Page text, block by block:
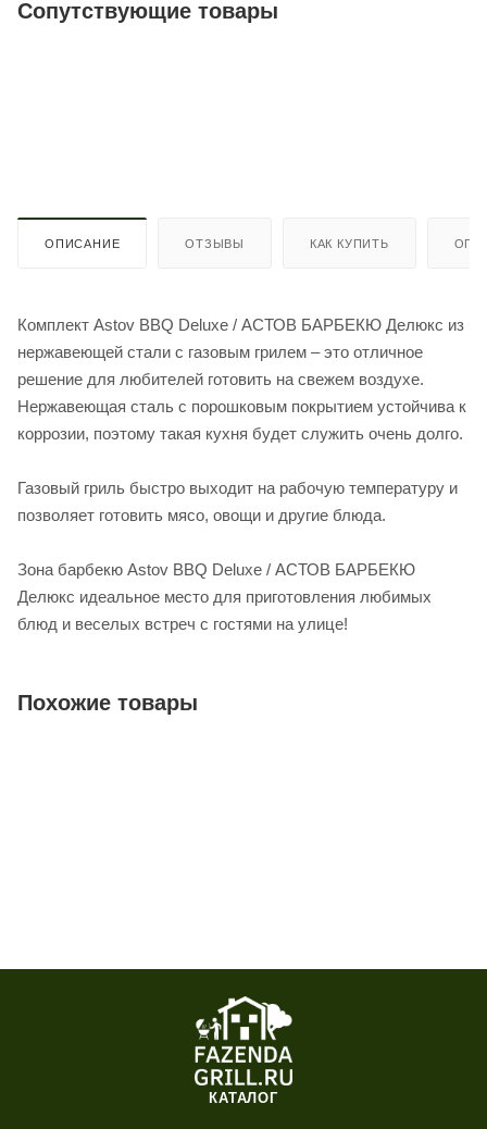
Сопутствующие товары
ОПИСАНИЕ ОТЗЫВЫ КАК КУПИТЬ
Комплект Astov BBQ Deluxe / АСТОВ БАРБЕКЮ Делюкс из
нержавеющей стали с газовым грилем – это отличное
решение для любителей готовить на свежем воздухе.
Нержавеющая сталь с порошковым покрытием устойчива к
коррозии, поэтому такая кухня будет служить очень долго.
Газовый гриль быстро выходит на рабочую температуру и
позволяет готовить мясо, овощи и другие блюда.
Зона барбекю Astov BBQ Deluxe / АСТОВ БАРБЕКЮ
Делюкс идеальное место для приготовления любимых
блюд и веселых встреч с гостями на улице!
Похожие товары
КАТАЛОГ